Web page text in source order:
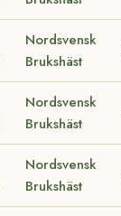
Nordsvensk
Brukshäst
Nordsvensk
Brukshäst
Nordsvensk
Brukshäst